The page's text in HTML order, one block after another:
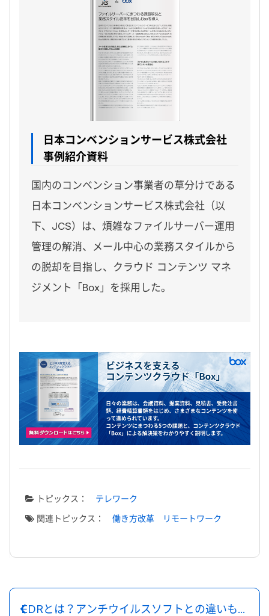
日本コンベンションサービス株式会社
事例紹介資料
国内のコンベンション事業者の草分けである
日本コンベンションサービス株式会社（以
下、JCS）は、煩雑なファイルサーバー運用
管理の解消、メール中心の業務スタイルから
の脱却を目指し、クラウド コンテンツ マネ
ジメント「Box」を採用した。
トピックス：
テレワーク
関連トピックス：
働き方改革 リモートワーク
EDRとは？アンチウイルスソフトとの違いも解説